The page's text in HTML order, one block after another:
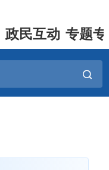
政民互动 专题